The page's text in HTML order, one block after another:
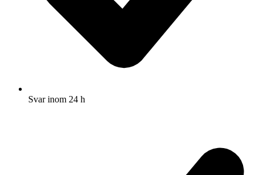
Svar inom 24 h